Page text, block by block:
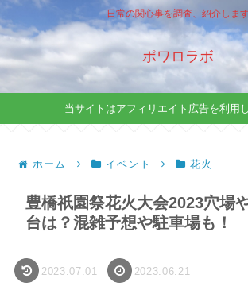
日常の関心事を調査、紹介しま
ポワロラボ
当サイトはアフィリエイト広告を利用
ホーム イベント 花火
豊橋祇園祭花火大会2023穴場
台は？混雑予想や駐車場も！
2023.07.01 2023.06.21